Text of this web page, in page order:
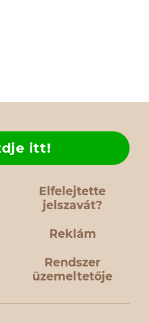
Elfelejtette
jelszavát?
itt!
Reklám
Rendszer
üzemeltetője